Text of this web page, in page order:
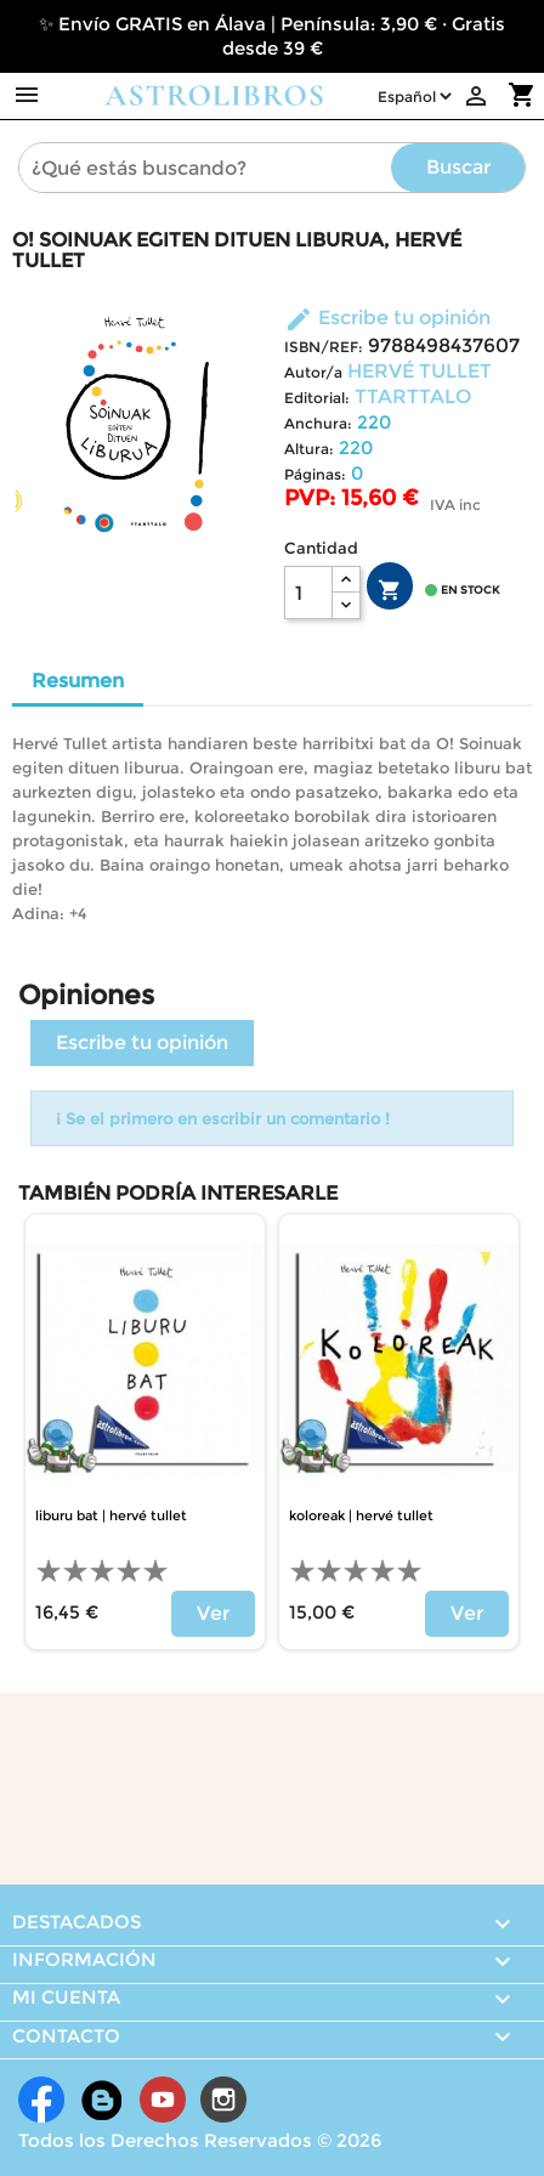
✨ Envío GRATIS en Álava | Península: 3,90 € · Gratis
desde 39 €
 shopping_cart

Buscar
O! SOINUAK EGITEN DITUEN LIBURUA, HERVÉ
TULLET
edit Escribe tu opinión
ISBN/REF: 9788498437607
Autor/a HERVÉ TULLET
Editorial: TTARTTALO
Anchura: 220
Altura: 220
Páginas: 0
PVP: 15,60 € IVA inc
Cantidad
  EN STOCK
Resumen
Hervé Tullet artista handiaren beste harribitxi bat da O! Soinuak
egiten dituen liburua. Oraingoan ere, magiaz betetako liburu bat
aurkezten digu, jolasteko eta ondo pasatzeko, bakarka edo eta
lagunekin. Berriro ere, koloreetako borobilak dira istorioaren
protagonistak, eta haurrak haiekin jolasean aritzeko gonbita
jasoko du. Baina oraingo honetan, umeak ahotsa jarri beharko
die!
Adina: +4
Opiniones
Escribe tu opinión
¡ Se el primero en escribir un comentario !
TAMBIÉN PODRÍA INTERESARLE
liburu bat | hervé tullet
16,45 €
Ver
koloreak | hervé tullet
15,00 €
Ver
DESTACADOS 
INFORMACIÓN 
MI CUENTA 
CONTACTO 
Todos los Derechos Reservados © 2026